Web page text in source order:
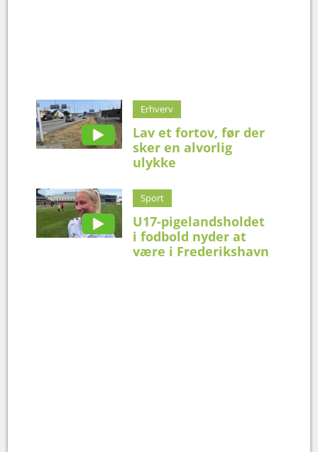
Erhverv
Lav et fortov, før der
sker en alvorlig
ulykke
Sport
U17-pigelandsholdet
i fodbold nyder at
være i Frederikshavn